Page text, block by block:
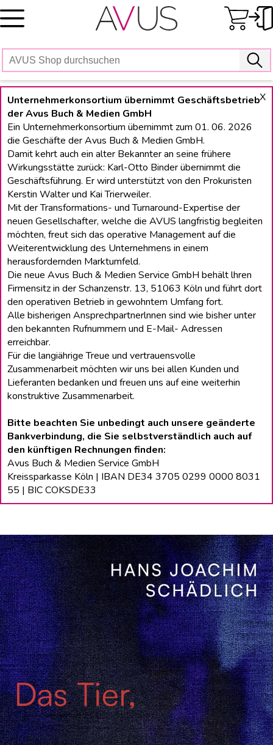
Skip
to
X
Unternehmerkonsortium übernimmt Geschäftsbetrieb
der Avus Buch & Medien GmbH
Ein Unternehmerkonsortium übernimmt zum 01. 06. 2026
die Geschäfte der Avus Buch & Medien GmbH.
Damit kehrt auch ein alter Bekannter an seine frühere
Wirkungsstätte zurück: Karl-Otto Binder übernimmt die
Geschäftsführung. Er wird unterstützt von den Prokuristen
Kerstin Walter und Kai Trierweiler.
Mit der Transformations- und Turnaround-Expertise der
neuen Gesellschafter, welche die AVUS langfristig begleiten
möchten, freut sich das operative Management auf die
Weiterentwicklung des Unternehmens in einem
herausfordernden Marktumfeld.
Die neue Avus Buch & Medien Service GmbH behält lhren
Firmensitz in der Schanzenstr. 13, 51063 Köln und führt dort
den operativen Betrieb in gewohntem Umfang fort.
Alle bisherigen Ansprechpartnerlnnen sind wie bisher unter
den bekannten Rufnummern und E-Mail- Adressen
erreichbar.
Für die langiährige Treue und vertrauensvolle
Zusammenarbeit möchten wir uns bei allen Kunden und
Lieferanten bedanken und freuen uns auf eine weiterhin
konstruktive Zusammenarbeit.
Bitte beachten Sie unbedingt auch unsere geänderte
Bankverbindung, die Sie selbstverständlich auch auf
den künftigen Rechnungen finden:
Avus Buch & Medien Service GmbH
Kreissparkasse Köln | IBAN DE34 3705 0299 0000 8031
55 | BIC COKSDE33